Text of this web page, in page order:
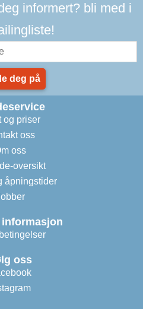
informert? bli med i
deg på
og priser
oss
oss
oversikt
åpningstider
oss